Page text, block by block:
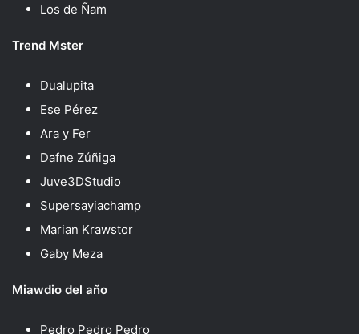
Los de Ñam
Trend Mster
Dualupita
Ese Pérez
Ara y Fer
Dafne Zúñiga
Juve3DStudio
Supersayiachamp
Marian Krawstor
Gaby Meza
Miawdio del año
Pedro Pedro Pedro